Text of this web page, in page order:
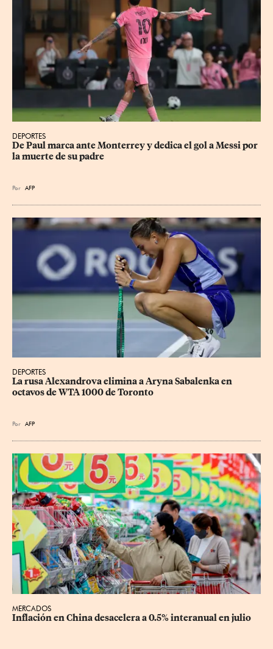
DEPORTES
De Paul marca ante Monterrey y dedica el gol a Messi por
la muerte de su padre
Por AFP
DEPORTES
La rusa Alexandrova elimina a Aryna Sabalenka en
octavos de WTA 1000 de Toronto
Por AFP
MERCADOS
Inflación en China desacelera a 0.5% interanual en julio